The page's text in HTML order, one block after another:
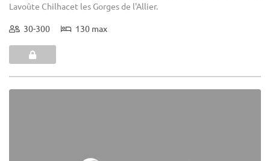
Lavoûte Chilhacet les Gorges de l'Allier.
30-300 130 max